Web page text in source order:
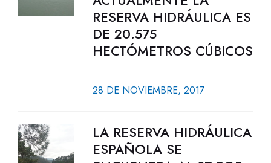
RESERVA HIDRÁULICA ES
DE 20.575
HECTÓMETROS CÚBICOS
28 DE NOVIEMBRE, 2017
LA RESERVA HIDRÁULICA
ESPAÑOLA SE